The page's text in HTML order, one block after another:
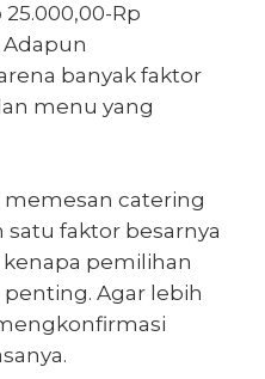
Rp
Adapun
banyak faktor
menu yang
catering
satu faktor besarnya
kenapa pemilihan
Agar lebih